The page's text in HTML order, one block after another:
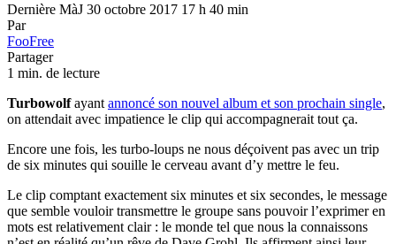
Dernière MàJ 30 octobre 2017 17 h 40 min
Par
FooFree
Partager
1 min. de lecture
Turbowolfayant annoncé son nouvel album et son prochain single,
on attendait avec impatience le clip qui accompagnerait tout ça.
Encore une fois, les turbo-loups ne nous déçoivent pas avec un trip
de six minutes qui souille le cerveau avant d’y mettre le feu.
Le clip comptant exactement six minutes et six secondes, le message
que semble vouloir transmettre le groupe sans pouvoir l’exprimer en
mots est relativement clair : le monde tel que nous la connaissons